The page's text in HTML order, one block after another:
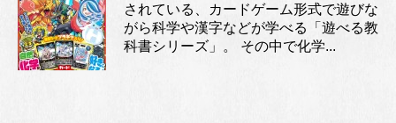
されている、カードゲーム形式で遊びな
がら科学や漢字などが学べる「遊べる教
科書シリーズ」。 その中で化学...